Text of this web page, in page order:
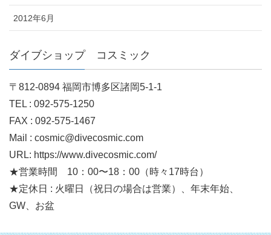
2012年6月
ダイブショップ コスミック
〒812-0894 福岡市博多区諸岡5-1-1
TEL : 092-575-1250
FAX : 092-575-1467
Mail : cosmic@divecosmic.com
URL: https://www.divecosmic.com/
★営業時間 10：00〜18：00（時々17時台）
★定休日 : 火曜日（祝日の場合は営業）、年末年始、
GW、お盆